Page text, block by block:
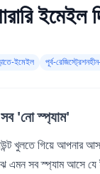
ইমেইল
ইমেইল পূর্ব-
সব 'নো স্প্যাম'
খুলতে গিয়ে আপনার
সব স্প্যাম আসে যে